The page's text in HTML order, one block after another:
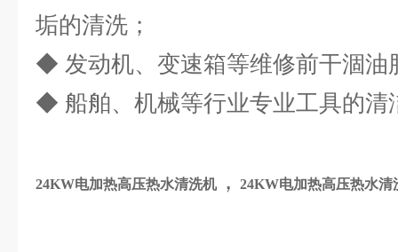
垢的清洗；
◆ 发动机、变速箱等维修前干涸油
◆ 船舶、机械等行业专业工具的清
24KW电加热高压热水清洗机， 24KW电加热高压热水清